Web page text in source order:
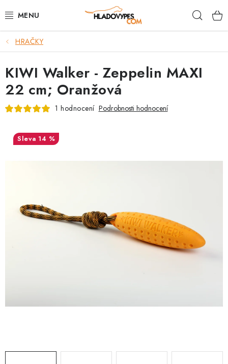
na
POTŘEBY PRO PSY
TAMI PŘEPRAVNÍ BOXY
SPORT SE PSEM
ZNAČKY
VÝMĚNA, VRÁCENÍ A REKLAMACE
Výměna, vrácení a reklamace
Obchodní podmínky
HRAČKY
KIWI Walker - Zeppelin MAXI
22 cm; Oranžová
1 hodnocení Podrobnosti hodnocení
14 %